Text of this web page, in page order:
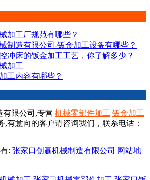
加工厂规范有哪些？
制造有限公司-钣金加工设备有哪些？
冲床的钣金加工工艺，你了解多少？
加工
工内容有哪些？
有限公司,专营 机械零部件加工 钣金加工
,有意向的客户请咨询我们，联系电话：
: 张家口创赢机械制造有限公司 网站地